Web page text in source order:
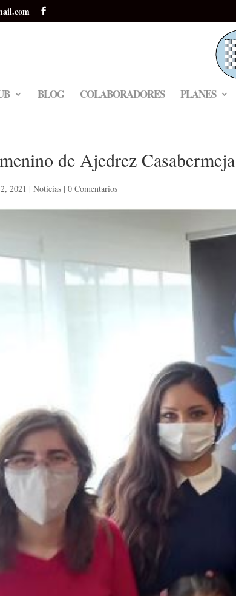
BLOG COLABORADORES PLANES
de Ajedrez Casabermeja
2021 |Noticias |0 Comentarios